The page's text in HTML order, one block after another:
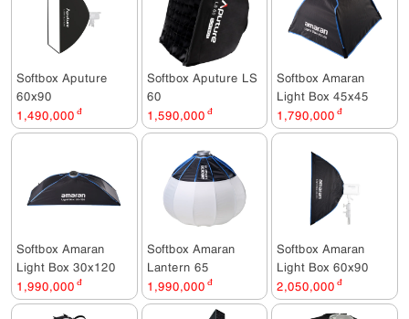
Softbox Aputure
60x90
1,490,000 đ
Softbox Aputure LS
60
1,590,000 đ
Softbox Amaran
Light Box 45x45
1,790,000 đ
Softbox Amaran
Light Box 30x120
1,990,000 đ
Softbox Amaran
Lantern 65
1,990,000 đ
Softbox Amaran
Light Box 60x90
2,050,000 đ